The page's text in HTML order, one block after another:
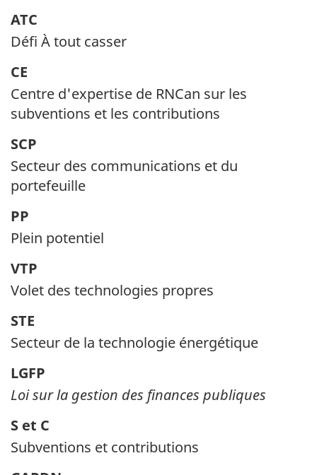
ATC
Défi À tout casser
CE
Centre d'expertise de RNCan sur les
subventions et les contributions
SCP
Secteur des communications et du
portefeuille
PP
Plein potentiel
VTP
Volet des technologies propres
STE
Secteur de la technologie énergétique
LGFP
Loi sur la gestion des finances publiques
S et C
Subventions et contributions